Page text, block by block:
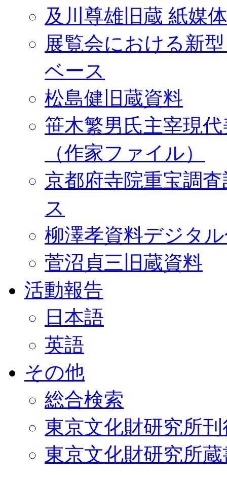
及川尊雄旧蔵 紙媒
展覧会における新
ベース
松島健旧蔵資料
笹木繁男氏主宰現
（作家ファイル）
京都府寺院重宝調
ス
柳澤孝資料デジタ
菅沼貞三旧蔵資料
活動報告
日本語
英語
その他
総合検索
東京文化財研究所
東京文化財研究所